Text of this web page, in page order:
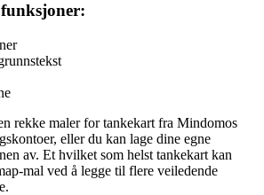
rekke maler for tankekart fra Mindomos
eller du kan lage dine egne
av. Et hvilket som helst tankekart kan
mal ved å legge til flere veiledende